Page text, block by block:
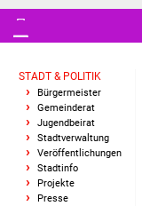
STADT & POLITIK
Bürgermeister
Gemeinderat
Jugendbeirat
Stadtverwaltung
Veröffentlichungen
Stadtinfo
Projekte
Presse